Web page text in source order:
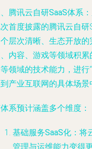
腾讯云自研SaaS体系
首度披露的腾讯云自
层次清晰、生态开放
内容、游戏等领域积
领域的技术能力，进行
产业互联网的具体场景
系预计涵盖多个维度：
基础服务SaaS化 ：
管理与运维能力变得